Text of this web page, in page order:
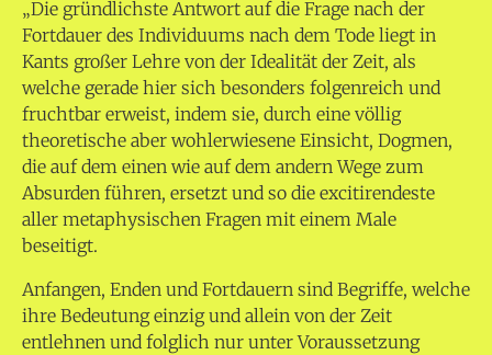
„Die gründlichste Antwort auf die Frage nach der
Fortdauer des Individuums nach dem Tode liegt in
Kants großer Lehre von der Idealität der Zeit, als
welche gerade hier sich besonders folgenreich und
fruchtbar erweist, indem sie, durch eine völlig
theoretische aber wohlerwiesene Einsicht, Dogmen,
die auf dem einen wie auf dem andern Wege zum
Absurden führen, ersetzt und so die excitirendeste
aller metaphysischen Fragen mit einem Male
beseitigt.
Anfangen, Enden und Fortdauern sind Begriffe, welche
ihre Bedeutung einzig und allein von der Zeit
entlehnen und folglich nur unter Voraussetzung